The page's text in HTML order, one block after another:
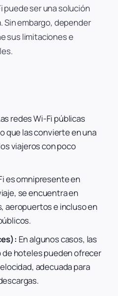
puede ser una solución
embargo, depender
sus limitaciones e
redes Wi-Fi públicas
que las convierte en una
viajeros con poco
es omnipresente en
se encuentra en
aeropuertos e incluso en
En algunos casos, las
de hoteles pueden ofrecer
adecuada para